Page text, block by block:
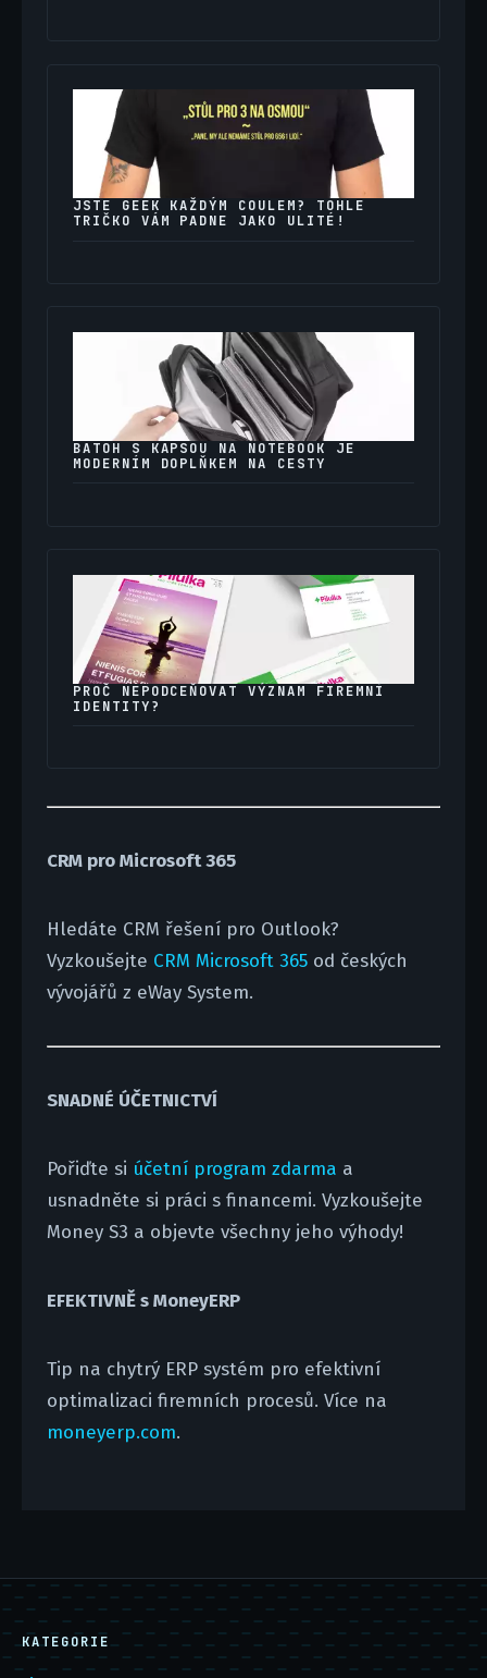
JSTE GEEK KAŽDÝM COULEM? TOHLE
TRIČKO VÁM PADNE JAKO ULITÉ!
BATOH S KAPSOU NA NOTEBOOK JE
MODERNÍM DOPLŇKEM NA CESTY
PROČ NEPODCEŇOVAT VÝZNAM FIREMNÍ
IDENTITY?
CRM pro Microsoft 365
Hledáte CRM řešení pro Outlook?
Vyzkoušejte CRM Microsoft 365od českých
vývojářů z eWay System.
SNADNÉ ÚČETNICTVÍ
Pořiďte si účetní program zdarma a
usnadněte si práci s financemi. Vyzkoušejte
Money S3 a objevte všechny jeho výhody!
EFEKTIVNĚ s MoneyERP
Tip na chytrý ERP systém pro efektivní
optimalizaci firemních procesů. Více na
moneyerp.com.
KATEGORIE